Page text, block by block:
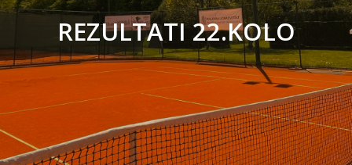
REZULTATI 22.KOLO